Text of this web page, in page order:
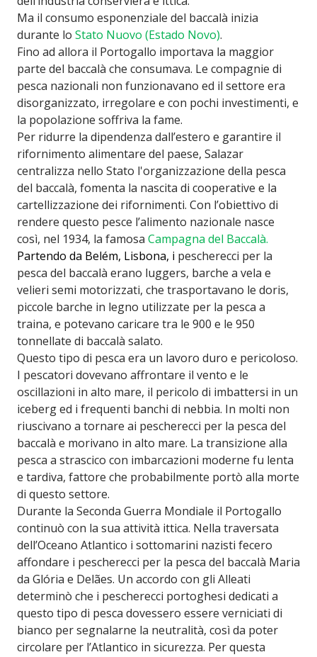
Ma il consumo esponenziale del baccalà inizia
durante lo Stato Nuovo (Estado Novo).
Fino ad allora il Portogallo importava la maggior
parte del baccalà che consumava. Le compagnie di
pesca nazionali non funzionavano ed il settore era
disorganizzato, irregolare e con pochi investimenti, e
la popolazione soffriva la fame.
Per ridurre la dipendenza dall’estero e garantire il
rifornimento alimentare del paese, Salazar
centralizza nello Stato l'organizzazione della pesca
del baccalà, fomenta la nascita di cooperative e la
cartellizzazione dei rifornimenti. Con l’obiettivo di
rendere questo pesce l’alimento nazionale nasce
così, nel 1934, la famosa Campagna del Baccalà.
Partendo da Belém, Lisbona, i pescherecci per la
pesca del baccalà erano luggers, barche a vela e
velieri semi motorizzati, che trasportavano le doris,
piccole barche in legno utilizzate per la pesca a
traina, e potevano caricare tra le 900 e le 950
tonnellate di baccalà salato.
Questo tipo di pesca era un lavoro duro e pericoloso.
I pescatori dovevano affrontare il vento e le
oscillazioni in alto mare, il pericolo di imbattersi in un
iceberg ed i frequenti banchi di nebbia. In molti non
riuscivano a tornare ai pescherecci per la pesca del
baccalà e morivano in alto mare. La transizione alla
pesca a strascico con imbarcazioni moderne fu lenta
e tardiva, fattore che probabilmente portò alla morte
di questo settore.
Durante la Seconda Guerra Mondiale il Portogallo
continuò con la sua attività ittica. Nella traversata
dell’Oceano Atlantico i sottomarini nazisti fecero
affondare i pescherecci per la pesca del baccalà Maria
da Glória e Delães. Un accordo con gli Alleati
determinò che i pescherecci portoghesi dedicati a
questo tipo di pesca dovessero essere verniciati di
bianco per segnalarne la neutralità, così da poter
circolare per l’Atlantico in sicurezza. Per questa